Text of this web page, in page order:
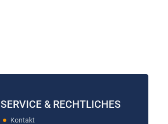
SERVICE & RECHTLICHES
Kontakt